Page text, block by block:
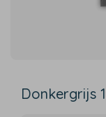
Donkergrijs